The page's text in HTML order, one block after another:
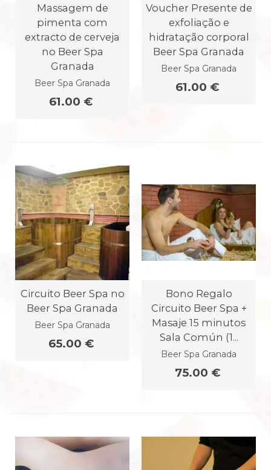
Massagem de
pimenta com
extracto de cerveja
no Beer Spa
Granada
Beer Spa Granada
61.00 €
Voucher Presente de
exfoliação e
hidratação corporal
Beer Spa Granada
Beer Spa Granada
61.00 €
Circuito Beer Spa no
Beer Spa Granada
Beer Spa Granada
65.00 €
Bono Regalo
Circuito Beer Spa +
Masaje 15 minutos
Sala Común (1...
Beer Spa Granada
75.00 €